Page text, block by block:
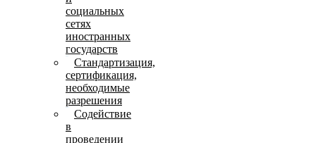
социальных
сетях
иностранных
государств
Стандартизация,
сертификация,
необходимые
разрешения
Содействие
в
проведении